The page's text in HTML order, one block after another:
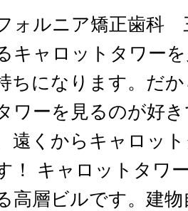
ォルニア矯正歯科
キャロットタワー
ちになります。だ
ワーを見るのが好
遠くからキャロッ
！ キャロットタワ
高層ビルです。建